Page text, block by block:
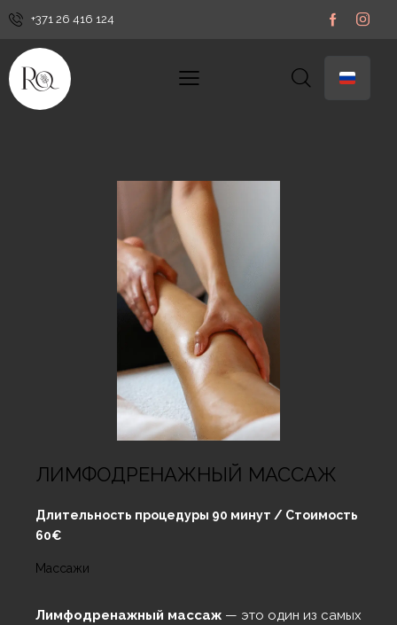
+371 26 416 124
ЛИМФОДРЕНАЖНЫЙ МАССАЖ
Длительность процедуры 90 минут / Стоимость
60€
Массажи
Лимфодренажный массаж — это один из самых